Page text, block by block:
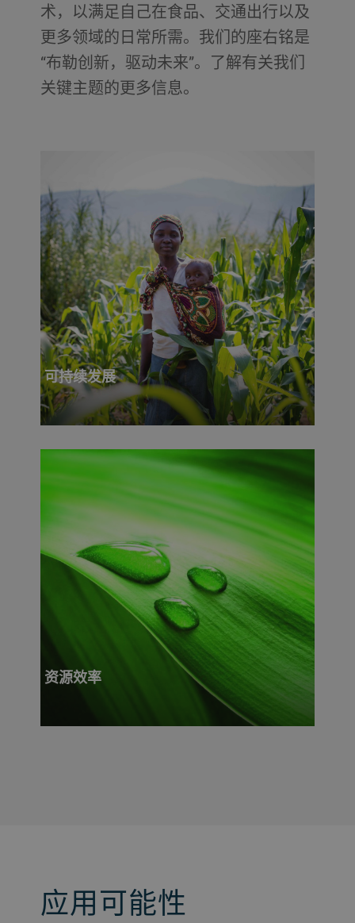
术，以满足自己在食品、交通出行以及
更多领域的日常所需。我们的座右铭是
“布勒创新，驱动未来”。了解有关我们
关键主题的更多信息。
可持续发展
资源效率
应用可能性